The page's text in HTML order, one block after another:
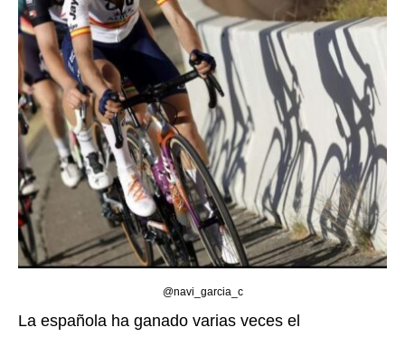
@navi_garcia_c
La española ha ganado varias veces el